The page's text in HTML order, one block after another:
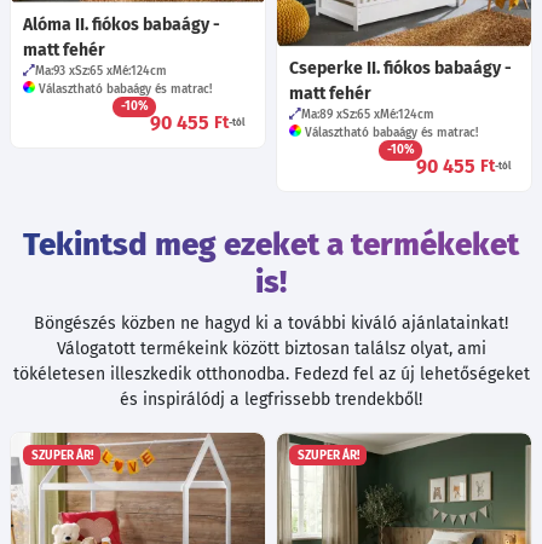
Alóma II. fiókos babaágy -
matt fehér
Ma:93 Sz:65 Mé:124cm
Választható babaágy és matrac!
-10%
90 455 Ft-tól
Cseperke II. fiókos babaágy -
matt fehér
Ma:89 Sz:65 Mé:124cm
Választható babaágy és matrac!
-10%
90 455 Ft-tól
Tekintsd meg ezeket a termékeket
is!
Böngészés közben ne hagyd ki a további kiváló ajánlatainkat!
Válogatott termékeink között biztosan találsz olyat, ami
tökéletesen illeszkedik otthonodba. Fedezd fel az új lehetőségeket
és inspirálódj a legfrissebb trendekből!
SZUPER ÁR! SZUPER ÁR!